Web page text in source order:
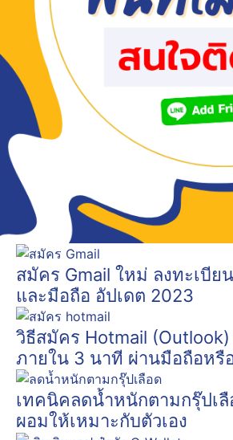
สมัคร Gmail ใหม่ ลงทะเบีย
และมือถือ อัปเดต 2023
วิธีสมัคร Hotmail
ภายใน 3 นาที ผ่านมือถือหรื
เทคนิคลดน้ำหนักตามกรุ๊ปเลื
ผอมให้เหมาะกับตัวเอง